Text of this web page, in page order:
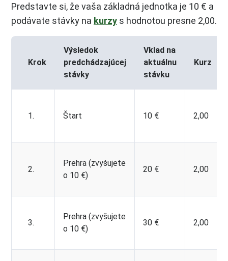
Predstavte si, že vaša základná jednotka je 10 € a
podávate stávky na kurzy s hodnotou presne 2,00.
Krok
Výsledok
predchádzajúcej
stávky
Vklad na
aktuálnu
stávku
Kurz
1. Štart 10 € 2,00
2.
Prehra (zvyšujete
o 10 €)
20 € 2,00
3.
Prehra (zvyšujete
o 10 €)
30 € 2,00